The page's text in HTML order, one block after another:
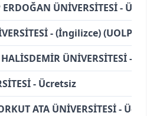
ERDOĞAN ÜNİVERSİTESİ - Ücretsiz
- (İngilizce) (UOLP-Coe
ÜNİVERSİTESİ -
- Ücretsiz
ATA ÜNİVERSİTESİ - Ücretsiz